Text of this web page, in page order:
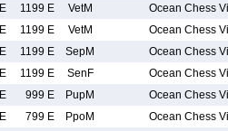
1199 E VetM
Ocean Chess
1199 E VetM
Ocean Chess
1199 E SepM
Ocean Chess
1199 E SenF
Ocean Chess
999 E PupM
Ocean Chess
799 E PpoM
Ocean Chess